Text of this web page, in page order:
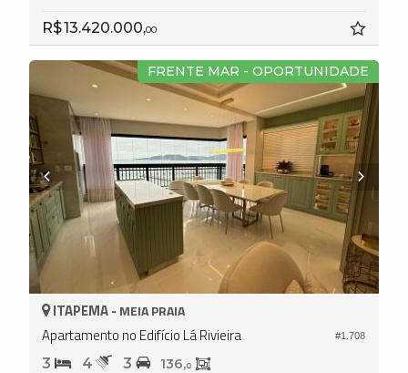
R$ 13.420.000,00
FRENTE MAR - OPORTUNIDADE
#1.708
ITAPEMA - MEIA PRAIA
Apartamento no Edifício Lá Rivieira
3 4 3 136,0